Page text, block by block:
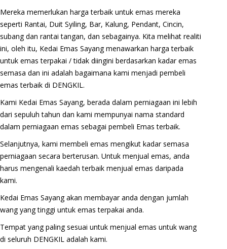
Mereka memerlukan harga terbaik untuk emas mereka
seperti Rantai, Duit Syiling, Bar, Kalung, Pendant, Cincin,
subang dan rantai tangan, dan sebagainya. Kita melihat realiti
ini, oleh itu, Kedai Emas Sayang menawarkan harga terbaik
untuk emas terpakai / tidak diingini berdasarkan kadar emas
semasa dan ini adalah bagaimana kami menjadi pembeli
emas terbaik di DENGKIL.
Kami Kedai Emas Sayang, berada dalam perniagaan ini lebih
dari sepuluh tahun dan kami mempunyai nama standard
dalam perniagaan emas sebagai pembeli Emas terbaik.
Selanjutnya, kami membeli emas mengikut kadar semasa
perniagaan secara berterusan. Untuk menjual emas, anda
harus mengenali kaedah terbaik menjual emas daripada
kami.
Kedai Emas Sayang akan membayar anda dengan jumlah
wang yang tinggi untuk emas terpakai anda.
Tempat yang paling sesuai untuk menjual emas untuk wang
di seluruh DENGKIL adalah kami.